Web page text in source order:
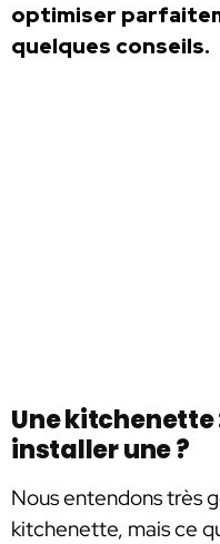
optimiser
quelques conseils.
Une kitchenette
installer une ?
Nous entendons très
kitchenette, mais ce